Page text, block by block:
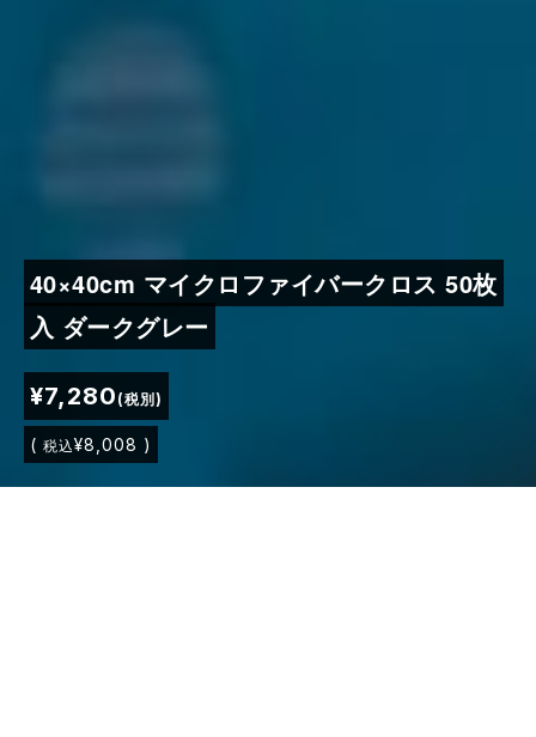
40×40cm マイクロファイバークロス 50枚
入 ダークグレー
¥7,280 (税別)
( 税込¥8,008 )